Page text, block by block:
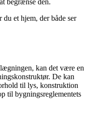
et hjem, der både ser
kan det være en
De kan
til lys, konstruktion
til bygningsreglementets